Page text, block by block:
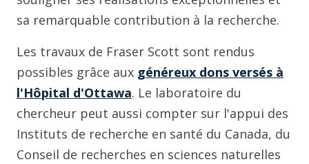
sa remarquable contribution à la recherche.
Les travaux de Fraser Scott sont rendus
possibles grâce aux généreux dons versés à
l'Hôpital d'Ottawa. Le laboratoire du
chercheur peut aussi compter sur l'appui des
Instituts de recherche en santé du Canada, du
Conseil de recherches en sciences naturelles